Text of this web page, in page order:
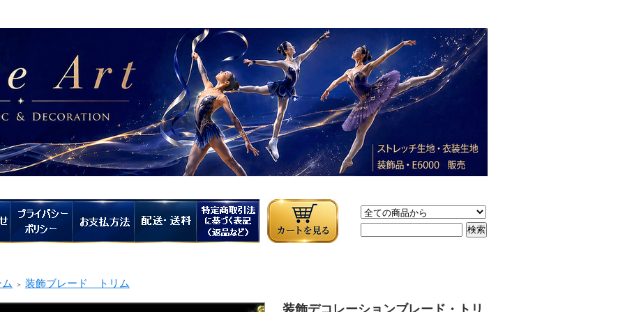
＞ 装飾ブレード トリム
装飾デコレーションブレード・トリ